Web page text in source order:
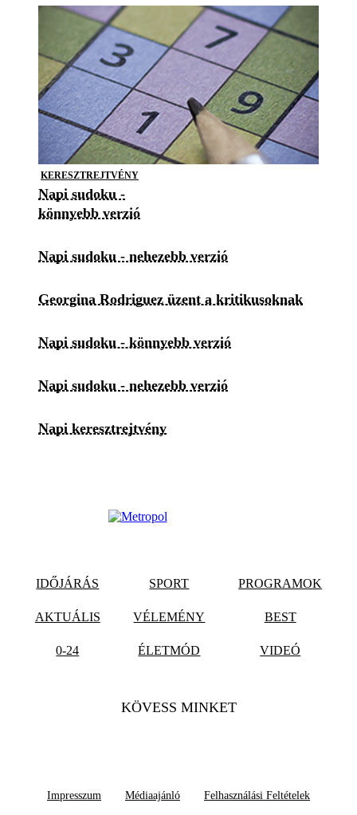
KERESZTREJTVÉNY
Napi sudoku -
könnyebb verzió
Napi sudoku - nehezebb verzió
Georgina Rodriguez üzent a kritikusoknak
Napi sudoku - könnyebb verzió
Napi sudoku - nehezebb verzió
Napi keresztrejtvény
IDŐJÁRÁS SPORT PROGRAMOK
AKTUÁLIS VÉLEMÉNY BEST
0-24 ÉLETMÓD VIDEÓ
KÖVESS MINKET
Impresszum Médiaajánló Felhasználási Feltételek